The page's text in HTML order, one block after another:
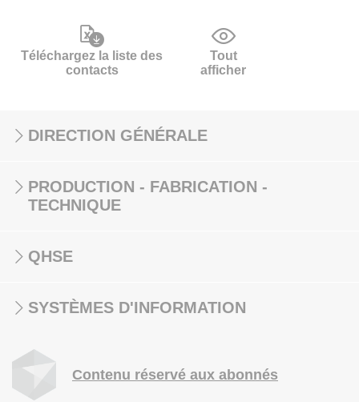
Téléchargez la liste des
contacts
Tout
afficher
DIRECTION GÉNÉRALE
PRODUCTION - FABRICATION -
TECHNIQUE
QHSE
SYSTÈMES D'INFORMATION
Contenu réservé aux abonnés